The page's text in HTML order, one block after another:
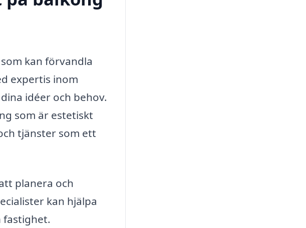
kan förvandla
expertis inom
idéer och behov.
som är estetiskt
tjänster som ett
planera och
kan hjälpa
fastighet.